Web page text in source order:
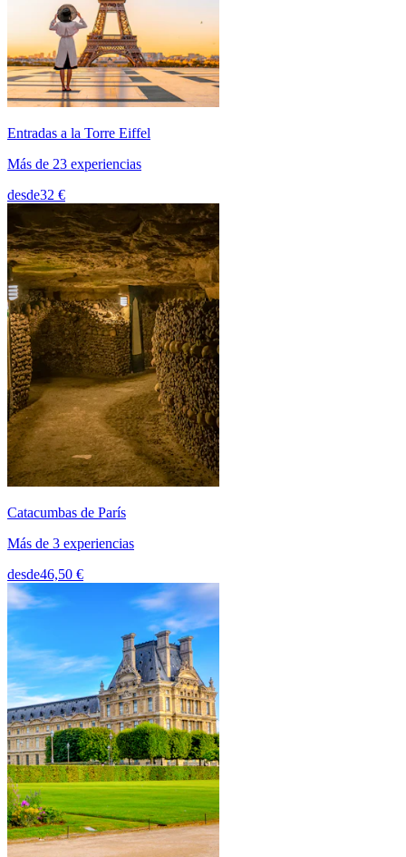
Entradas a la Torre Eiffel
Más de 23 experiencias
desde32 €
Catacumbas de París
Más de 3 experiencias
desde46,50 €